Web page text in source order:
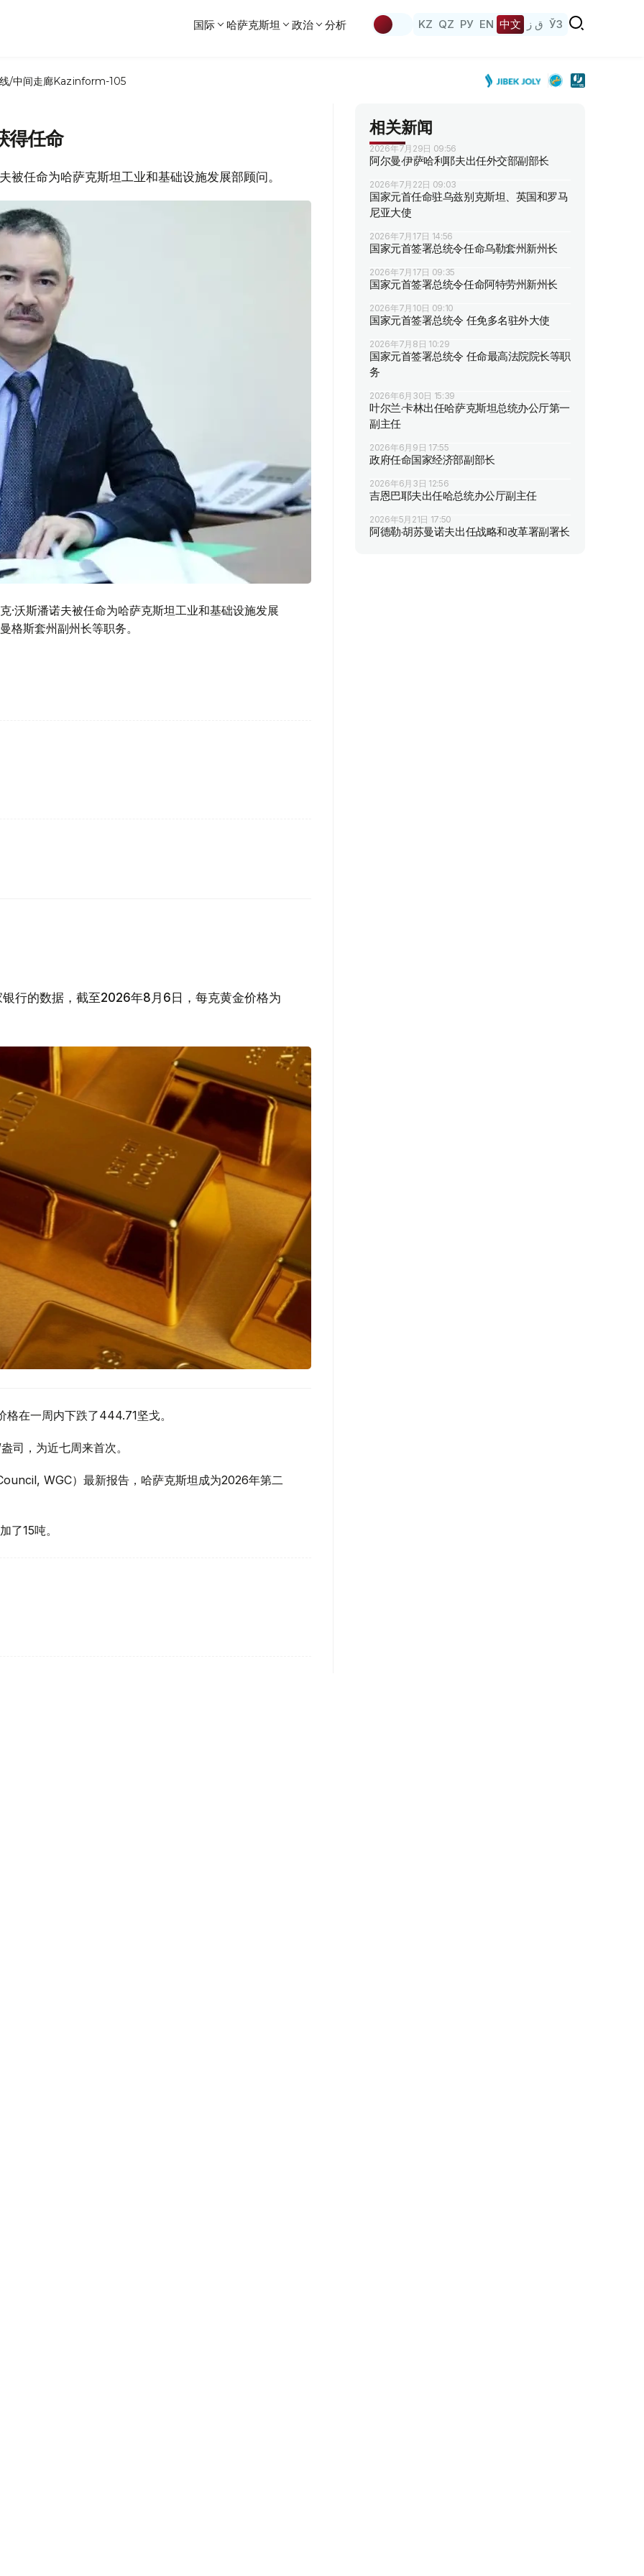
国际 哈萨克斯坦 政治 分析 KZ QZ РУ EN 中文 ق ز ЎЗ
/中间走廊Kazinform-105
得任命
任命为哈萨克斯坦工业和基础设施发展部顾问。
·沃斯潘诺夫被任命为哈萨克斯坦工业和基础设施发展
格斯套州副州长等职务。
银行的数据，截至2026年8月6日，每克黄金价格为
在一周内下跌了444.71坚戈。
司，为近七周来首次。
WGC）最新报告，哈萨克斯坦成为2026年第二
了15吨。
相关新闻
2026年7月29日 09:56
阿尔曼·伊萨哈利耶夫出任外交部副部长
2026年7月22日 09:03
国家元首任命驻乌兹别克斯坦、英国和罗马
尼亚大使
2026年7月17日 14:56
国家元首签署总统令任命乌勒套州新州长
2026年7月17日 09:35
国家元首签署总统令任命阿特劳州新州长
2026年7月10日 09:10
国家元首签署总统令 任免多名驻外大使
2026年7月8日 10:29
国家元首签署总统令 任命最高法院院长等职
务
2026年6月30日 15:39
叶尔兰·卡林出任哈萨克斯坦总统办公厅第一
副主任
2026年6月9日 17:55
政府任命国家经济部副部长
2026年6月3日 12:56
吉恩巴耶夫出任哈总统办公厅副主任
2026年5月21日 17:50
阿德勒·胡苏曼诺夫出任战略和改革署副署长